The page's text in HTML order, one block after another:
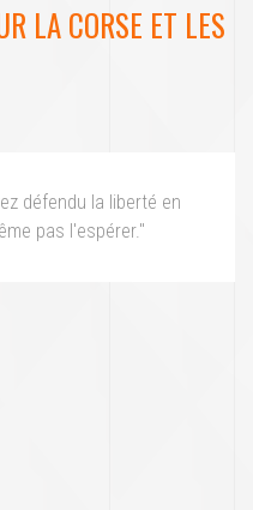
LA CORSE ET LES
défendu la liberté en
pas l'espérer."